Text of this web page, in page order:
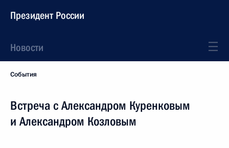
Президент России
Новости
События
Встреча с Александром Куренковым
и Александром Козловым